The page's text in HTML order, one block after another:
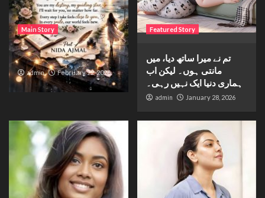
Main Story
Waiting for sunshine
admin February 22, 2026
Featured Story
تم نے میرا ساتھ دیا، میں
مانتی ہوں۔ لیکن اب
ہماری دنیا ایک نہیں رہی۔
admin January 28, 2026